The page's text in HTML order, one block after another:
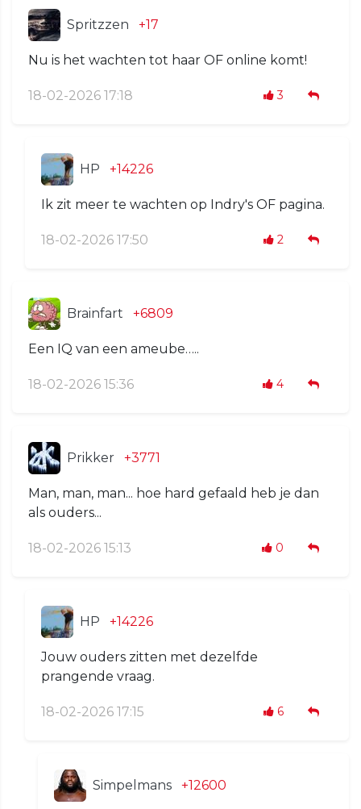
Spritzzen +17
Nu is het wachten tot haar OF online komt!
18-02-2026 17:18 3
HP +14226
Ik zit meer te wachten op Indry's OF pagina.
18-02-2026 17:50 2
Brainfart +6809
Een IQ van een ameube…..
18-02-2026 15:36 4
Prikker +3771
Man, man, man... hoe hard gefaald heb je dan
als ouders...
18-02-2026 15:13 0
HP +14226
Jouw ouders zitten met dezelfde
prangende vraag.
18-02-2026 17:15 6
Simpelmans +12600